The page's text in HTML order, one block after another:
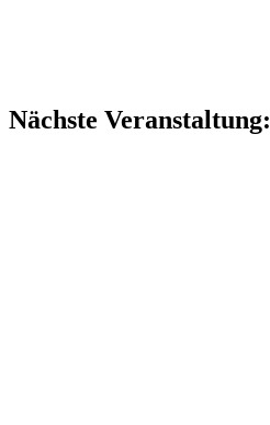
Nächste Veranstaltung: